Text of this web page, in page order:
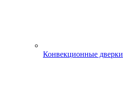
Конвекционные дверки